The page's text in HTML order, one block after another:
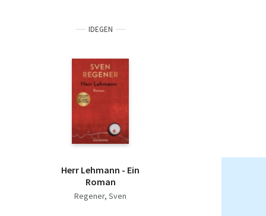
IDEGEN
Herr Lehmann - Ein
Roman
Regener, Sven